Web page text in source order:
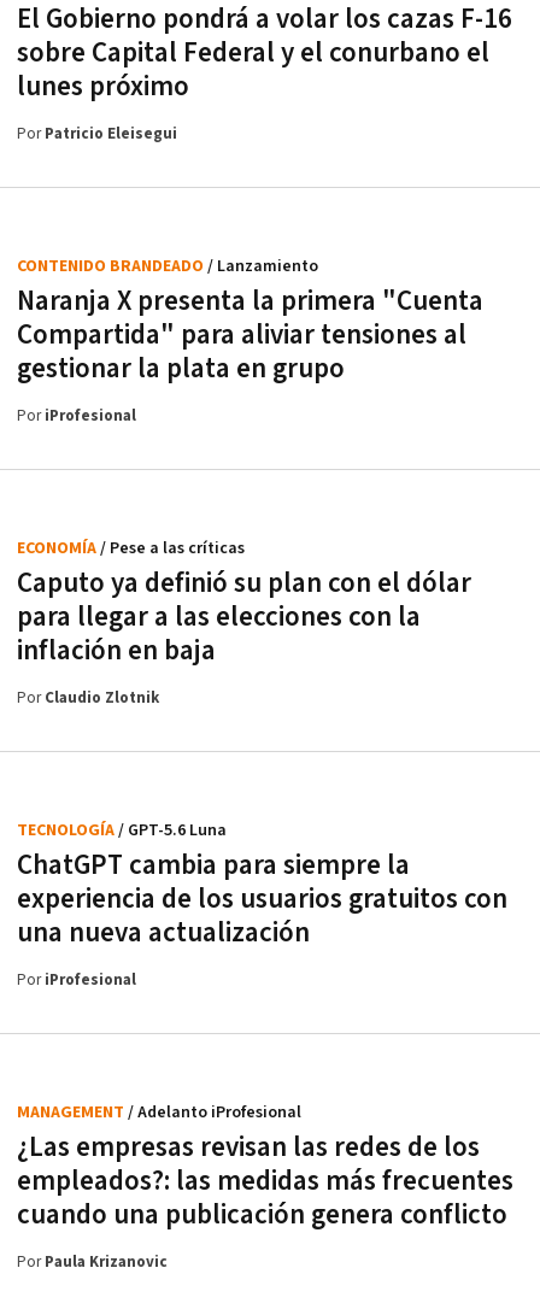
El Gobierno pondrá a volar los cazas F-16
sobre Capital Federal y el conurbano el
lunes próximo
PorPatricio Eleisegui
Naranja X presenta la primera "Cuenta
Compartida" para aliviar tensiones al
gestionar la plata en grupo
CONTENIDO BRANDEADO / Lanzamiento
PoriProfesional
Caputo ya definió su plan con el dólar
para llegar a las elecciones con la
inflación en baja
ECONOMÍA/ Pese a las críticas
PorClaudio Zlotnik
ChatGPT cambia para siempre la
experiencia de los usuarios gratuitos con
una nueva actualización
TECNOLOGÍA/ GPT-5.6 Luna
PoriProfesional
¿Las empresas revisan las redes de los
empleados?: las medidas más frecuentes
cuando una publicación genera conflicto
MANAGEMENT / Adelanto iProfesional
PorPaula Krizanovic